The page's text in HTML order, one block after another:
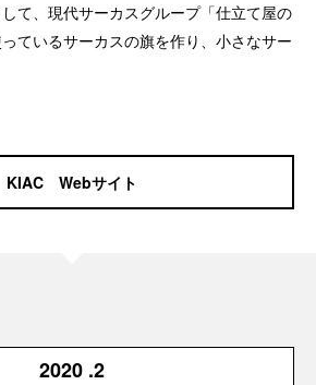
て、現代サーカスグループ「仕立て屋の
ているサーカスの旗を作り、小さなサー
KIAC Webサイト
2020 .2